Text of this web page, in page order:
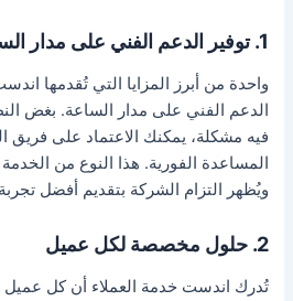
1. توفير الدعم الفني على مدار الساعة
واحدة من أبرز المزايا التي تُقدمها
الدعم الفني على مدار الساعة. بغض
فيه مشكلة، يمكنك الاعتماد على
المساعدة الفورية. هذا النوع من الخدمة
ويُظهر التزام الشركة بتقديم أفضل
2. حلول مخصصة لكل عميل
تُدرك اندست خدمة العملاء أن كل عميل